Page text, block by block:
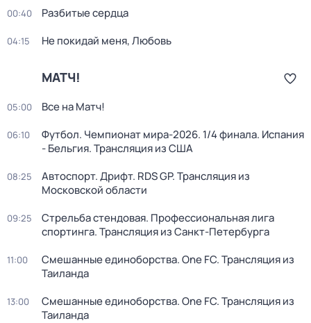
00:40 Разбитые сердца
04:15 Не покидай меня, Любовь
МАТЧ!
05:00 Все на Матч!
06:10
Футбол. Чемпионат мира-2026. 1/4 финала. Испания
- Бельгия. Трансляция из США
08:25
Автоспорт. Дрифт. RDS GP. Трансляция из
Московской области
09:25
Стрельба стендовая. Профессиональная лига
спортинга. Трансляция из Санкт-Петербурга
11:00
Смешанные единоборства. One FC. Трансляция из
Таиланда
13:00
Смешанные единоборства. One FC. Трансляция из
Таиланда